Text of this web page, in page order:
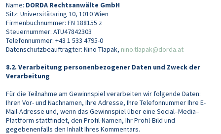
Name: DORDA Rechtsanwälte GmbH
Sitz: Universitätsring 10, 1010 Wien
Firmenbuchnummer: FN 188155 z
Steuernummer: ATU47842303
Telefonnummer: +43 1 533 4795-0
Datenschutzbeauftragter: Nino Tlapak, nino.tlapak@dorda.at
8.2. Verarbeitung personenbezogener Daten und Zweck der
Verarbeitung
Für die Teilnahme am Gewinnspiel verarbeiten wir folgende Daten:
Ihren Vor- und Nachnamen, Ihre Adresse, Ihre Telefonnummer Ihre E-
Mail-Adresse und, wenn das Gewinnspiel über eine Social–Media–
Plattform stattfindet, den Profil-Namen, Ihr Profil-Bild und
gegebenenfalls den Inhalt Ihres Kommentars.